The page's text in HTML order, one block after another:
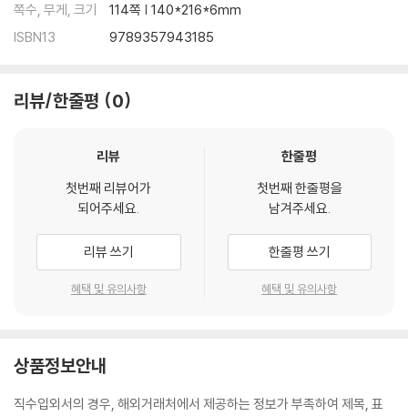
쪽수, 무게, 크기
114쪽 | 140*216*6mm
ISBN13
9789357943185
리뷰/한줄평 0
리뷰
첫번째 리뷰어가
되어주세요.
리뷰 쓰기
혜택 및 유의사항
한줄평
첫번째 한줄평을
남겨주세요.
한줄평 쓰기
혜택 및 유의사항
상품정보안내
직수입외서의 경우, 해외거래처에서 제공하는 정보가 부족하여 제목, 표